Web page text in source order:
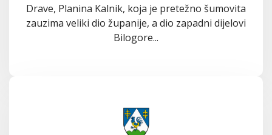
Drave, Planina Kalnik, koja je pretežno šumovita
zauzima veliki dio županije, a dio zapadni dijelovi
Bilogore...